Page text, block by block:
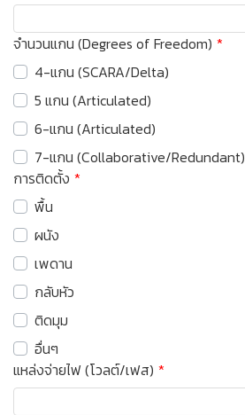
จำนวนแกน (Degrees of Freedom)
4-แกน (SCARA/Delta)
5 แกน (Articulated)
6-แกน (Articulated)
7-แกน (Collaborative/Redundant)
การติดตั้ง
พื้น
ผนัง
เพดาน
กลับหัว
ติดมุม
อื่นๆ
แหล่งจ่ายไฟ (โวลต์/เฟส)